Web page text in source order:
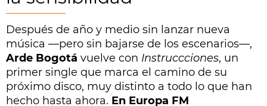
Después de año y medio sin lanzar nueva
música —pero sin bajarse de los escenarios—,
Arde Bogotá vuelve con Instruccciones, un
primer single que marca el camino de su
próximo disco, muy distinto a todo lo que han
hecho hasta ahora. En Europa FM